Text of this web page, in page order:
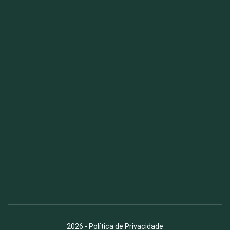
2026 - Política de Privacidade